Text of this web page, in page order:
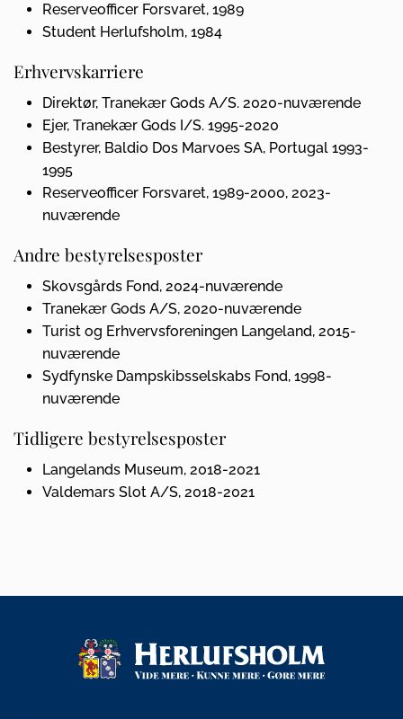
Reserveofficer Forsvaret, 1989
Student Herlufsholm, 1984
Erhvervskarriere
Direktør, Tranekær Gods A/S. 2020-nuværende
Ejer, Tranekær Gods I/S. 1995-2020
Bestyrer, Baldio Dos Marvoes SA, Portugal 1993-
1995
Reserveofficer Forsvaret, 1989-2000, 2023-
nuværende
Andre bestyrelsesposter
Skovsgårds Fond, 2024-nuværende
Tranekær Gods A/S, 2020-nuværende
Turist og Erhvervsforeningen Langeland, 2015-
nuværende
Sydfynske Dampskibsselskabs Fond, 1998-
nuværende
Tidligere bestyrelsesposter
Langelands Museum, 2018-2021
Valdemars Slot A/S, 2018-2021